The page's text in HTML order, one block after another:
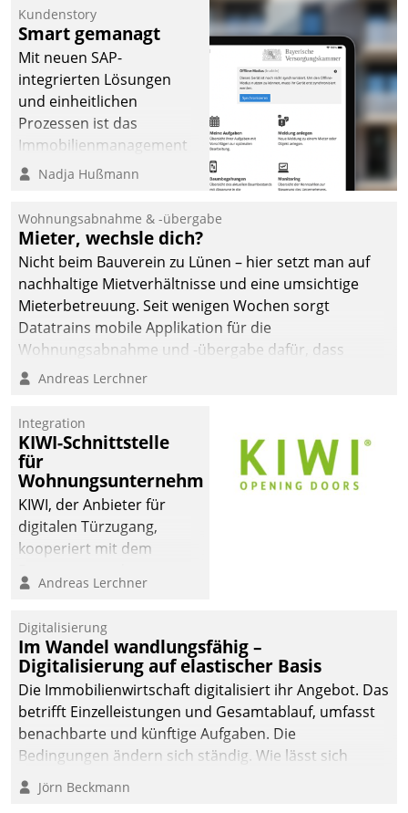
Kundenstory
Smart gemanagt
Mit neuen SAP-
integrierten Lösungen
und einheitlichen
Prozessen ist das
Immobilienmanagement
der Bayerischen
Ressort Kapitalanlage für
künftige Aufgaben und
Herausforderungen
gerüstet.
Nadja Hußmann
Wohnungsabnahme & -übergabe
Mieter, wechsle dich?
Nicht beim Bauverein zu Lünen – hier setzt man auf
nachhaltige Mietverhältnisse und eine umsichtige
Mieterbetreuung. Seit wenigen Wochen sorgt
Datatrains mobile Applikation für die
Wohnungsabnahme und -übergabe dafür, dass
Mieter wohlgeordnet kommen und, so es sein muss,
Andreas Lerchner
Integration
KIWI-Schnittstelle
für
Wohnungsunternehmen
KIWI, der Anbieter für
digitalen Türzugang,
kooperiert mit dem
Softwareentwicklungshaus
Andreas Lerchner
Digitalisierung
Im Wandel wandlungsfähig –
Digitalisierung auf elastischer Basis
Die Immobilienwirtschaft digitalisiert ihr Angebot. Das
betrifft Einzelleistungen und Gesamtablauf, umfasst
benachbarte und künftige Aufgaben. Die
Bedingungen ändern sich ständig. Wie lässt sich
technisch die Kontrolle wahren und zugleich Freiraum
fürs Wachsen öffnen?
Jörn Beckmann